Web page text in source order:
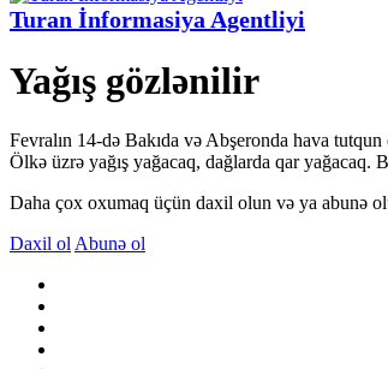
Turan İnformasiya Agentliyi
Yağış gözlənilir
Fevralın 14-də Bakıda və Abşeronda hava
Ölkə üzrə yağış yağacaq, dağlarda qar
Daha çox oxumaq üçün daxil olun və ya abunə
Daxil ol Abunə ol